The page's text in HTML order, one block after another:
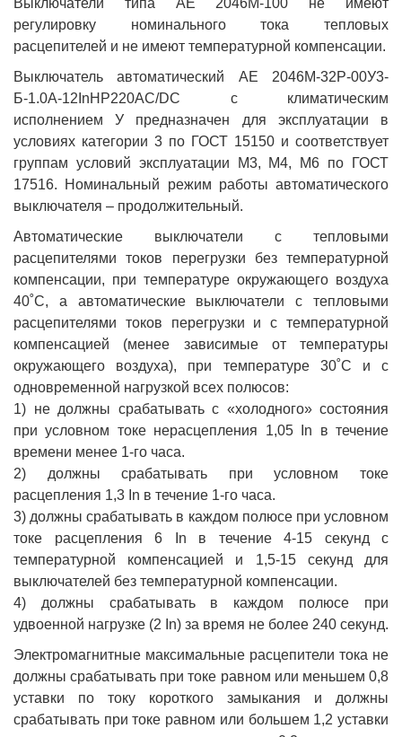
Выключатели типа АЕ 2046М-100 не имеют
регулировку номинального тока тепловых
расцепителей и не имеют температурной компенсации.
Выключатель автоматический АЕ 2046М-32Р-00У3-
Б-1.0А-12InНР220AC/DC с климатическим
исполнением У предназначен для эксплуатации в
условиях категории 3 по ГОСТ 15150 и соответствует
группам условий эксплуатации М3, М4, М6 по ГОСТ
17516. Номинальный режим работы автоматического
выключателя – продолжительный.
Автоматические выключатели с тепловыми
расцепителями токов перегрузки без температурной
компенсации, при температуре окружающего воздуха
40˚С, а автоматические выключатели с тепловыми
расцепителями токов перегрузки и с температурной
компенсацией (менее зависимые от температуры
окружающего воздуха), при температуре 30˚С и с
одновременной нагрузкой всех полюсов:
1) не должны срабатывать с «холодного» состояния
при условном токе нерасцепления 1,05 In в течение
времени менее 1-го часа.
2) должны срабатывать при условном токе
расцепления 1,3 In в течение 1-го часа.
3) должны срабатывать в каждом полюсе при условном
токе расцепления 6 In в течение 4-15 секунд с
температурной компенсацией и 1,5-15 секунд для
выключателей без температурной компенсации.
4) должны срабатывать в каждом полюсе при
удвоенной нагрузке (2 In) за время не более 240 секунд.
Электромагнитные максимальные расцепители тока не
должны срабатывать при токе равном или меньшем 0,8
уставки по току короткого замыкания и должны
срабатывать при токе равном или большем 1,2 уставки